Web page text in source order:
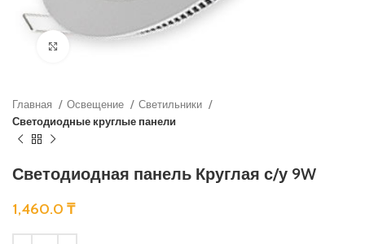
Главная Освещение
Светильники
Светодиодные круглые панели
Светодиодная панель Круглая с/у 9W
1,460.0 ₸